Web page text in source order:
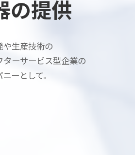
の提供
や生産技術の
ターサービス型企業の
ーとして。